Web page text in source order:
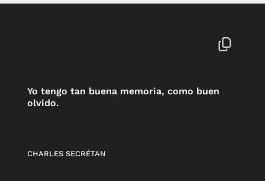
Yo tengo tan buena memoria, como buen
olvido.
CHARLES SECRÉTAN